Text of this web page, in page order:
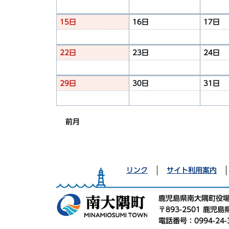
15日 16日 17日
22日 23日 24日
29日 30日 31日
前月
リンク サイト利用案内
鹿児島県南大隅町役
〒893-2501 鹿児島
電話番号：0994-